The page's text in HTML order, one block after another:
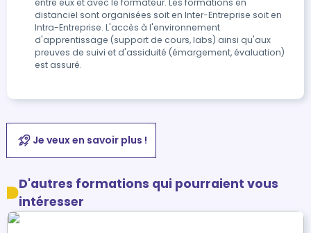
entre eux et avec le formateur. Les formations en
distanciel sont organisées soit en Inter-Entreprise soit en
Intra-Entreprise. L'accès à l'environnement
d'apprentissage (support de cours, labs) ainsi qu'aux
preuves de suivi et d'assiduité (émargement, évaluation)
est assuré.
Je veux en savoir plus !
D'autres formations qui pourraient vous
intéresser